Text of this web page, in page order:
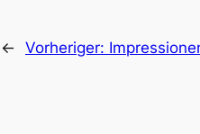
← Vorheriger: